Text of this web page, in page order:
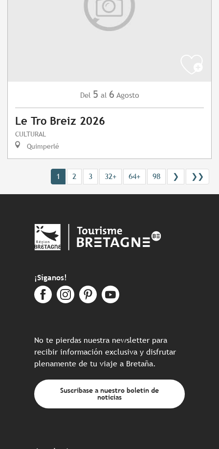
Del 5 al 6 Agosto
Le Tro Breiz 2026
CULTURAL
Quimperlé
1 2 3 32+ 64+ 98 ❯ ❯❯
¡Síganos!
No te pierdas nuestra newsletter para
recibir información exclusiva y disfrutar
plenamente de tu viaje a Bretaña.
Suscríbase a nuestro boletín de
noticias